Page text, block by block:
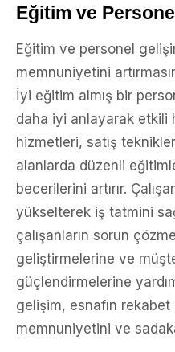
Eğitim ve
Eğitim ve personel
memnuniyetini
İyi eğitim almış bir
daha iyi anlayarak etkili
hizmetleri, satış
alanlarda düzenli
becerilerini artırır.
yükselterek iş tatmini
çalışanların sorun
geliştirmelerine ve
güçlendirmelerine
gelişim, esnafın
memnuniyetini ve